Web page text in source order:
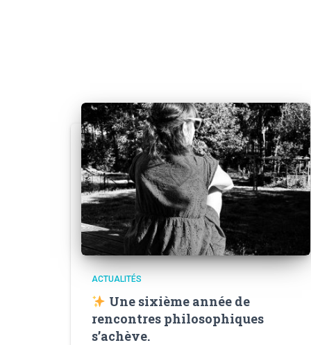
ACTUALITÉS
Une sixième année de
rencontres philosophiques
s’achève.